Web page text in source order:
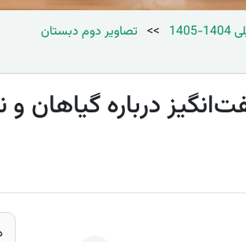
>> تصاویر دوم دبستان
درباره گیاهان و